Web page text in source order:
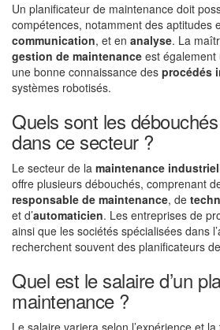
Un planificateur de maintenance doit
compétences, notamment des aptitudes
communication, et en analyse. La
gestion de maintenance est
une bonne connaissance des procédés
systèmes robotisés.
Quels sont les
dans ce secteur ?
Le secteur de la maintenance
offre plusieurs débouchés, comprenant
responsable de maintenance, de
et d’automaticien. Les entreprises de
ainsi que les sociétés spécialisées dans
recherchent souvent des planificateurs
Quel est le salaire d’un
maintenance ?
Le salaire variera selon l’expérience et la